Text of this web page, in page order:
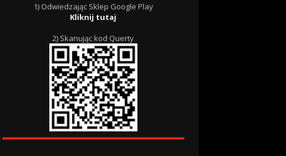
1) Odwiedzając Sklep Google Play
Kliknij tutaj
2) Skanując kod Querty